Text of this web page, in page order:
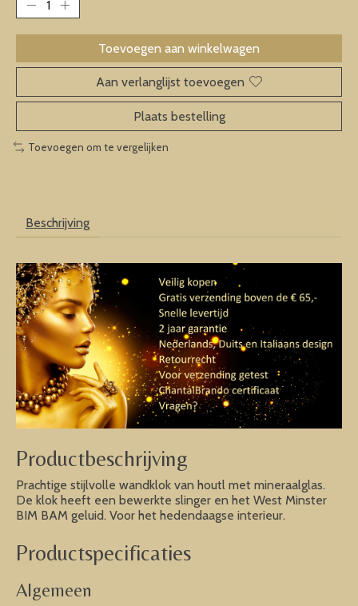
Toevoegen aan winkelwagen
Aan verlanglijst toevoegen
Plaats bestelling
Toevoegen om te vergelijken
Beschrijving
Productbeschrijving
Prachtige stijlvolle wandklok van houtl met mineraalglas.
De klok heeft een bewerkte slinger en het West Minster
BIM BAM geluid. Voor het hedendaagse interieur.
Productspecificaties
Algemeen